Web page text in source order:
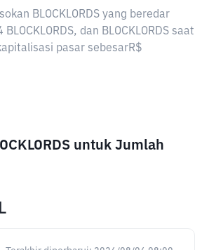
BLOCKLORDS yang beredar
dan BLOCKLORDS saat
pasar sebesarR$
untuk Jumlah